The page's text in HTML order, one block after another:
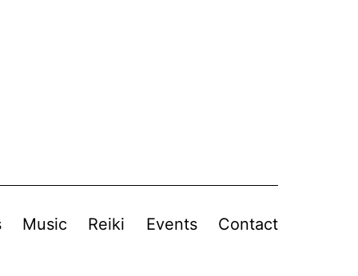
Music Reiki Events Contact